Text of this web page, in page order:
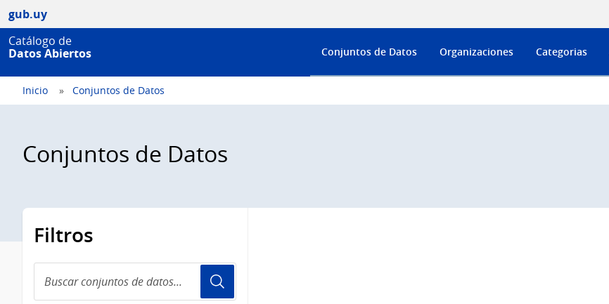
gub.uy
Catálogo de
Datos Abiertos
Conjuntos de Datos Organizaciones Categorias
Inicio Conjuntos de Datos
Conjuntos de Datos
Filtros
conjuntos
de